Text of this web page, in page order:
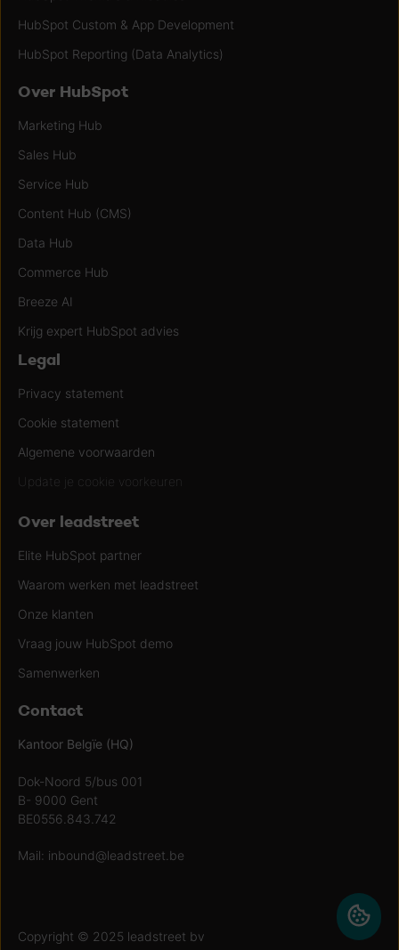
HubSpot Custom & App Development
HubSpot Reporting (Data Analytics)
Over HubSpot
Marketing Hub
Sales Hub
Service Hub
Content Hub (CMS)
Data Hub
Commerce Hub
Breeze AI
Krijg expert HubSpot advies
Legal
Privacy statement
Cookie statement
Algemene voorwaarden
Update je cookie voorkeuren
Over leadstreet
Elite HubSpot partner
Waarom werken met leadstreet
Onze klanten
Vraag jouw HubSpot demo
Samenwerken
Contact
Kantoor Belgïe (HQ)
Dok-Noord 5/bus 001
B- 9000 Gent
BE0556.843.742
Mail: inbound@leadstreet.be
Copyright © 2025 leadstreet bv